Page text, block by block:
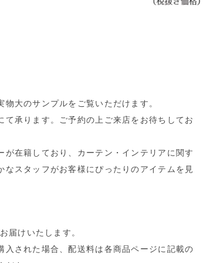
物大のサンプルをご覧いただけます。
て承ります。ご予約の上ご来店をお待ちしてお
が在籍しており、カーテン・インテリアに関す
なスタッフがお客様にぴったりのアイテムを見
届けいたします。
入された場合、配送料は各商品ページに記載の